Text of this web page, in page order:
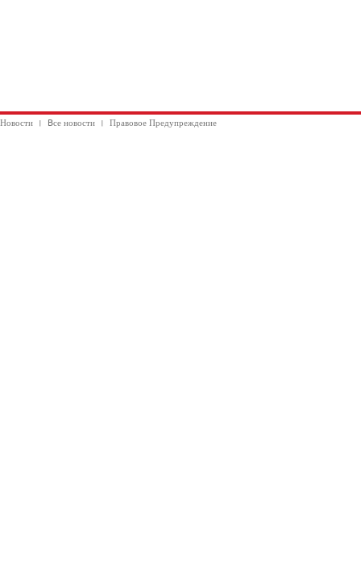
Новости Bсе новости Правовое Предупреждение